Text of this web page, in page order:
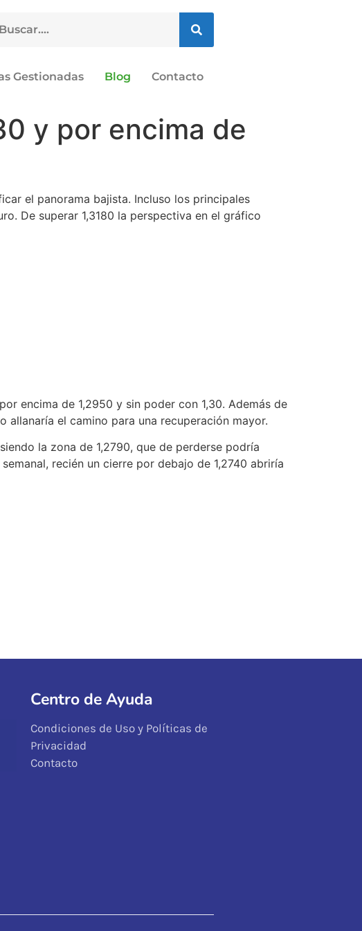
Gestionadas Blog Contacto
y por encima de
el panorama bajista. Incluso los principales
De superar 1,3180 la perspectiva en el gráfico
encima de 1,2950 y sin poder con 1,30. Además de
allanaría el camino para una recuperación mayor.
la zona de 1,2790, que de perderse podría
recién un cierre por debajo de 1,2740 abriría
Centro de Ayuda
Condiciones de Uso y Políticas de
Privacidad
Contacto